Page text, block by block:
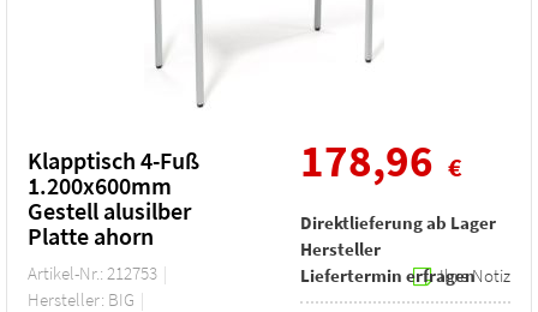
Klapptisch 4-Fuß
1.200x600mm
Gestell alusilber
Platte ahorn
Artikel-Nr.: 212753
Hersteller: BIG
178,96 €
Direktlieferung ab Lager
Hersteller
Liefertermin erfragenIhre Notiz